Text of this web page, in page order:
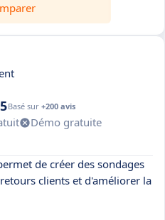
Basé sur +200 avis
Démo gratuite
de créer des sondages
clients et d'améliorer la